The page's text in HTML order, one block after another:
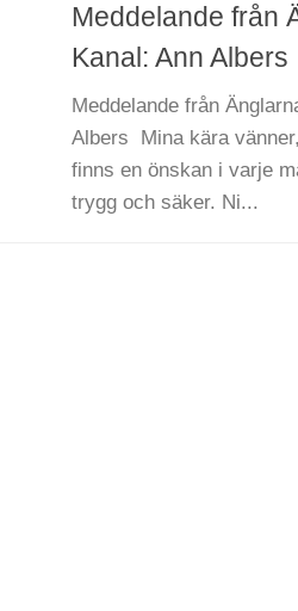
Meddelande från
Kanal: Ann Albers
Meddelande från
Albers Mina kära
finns en önskan i varje
trygg och säker. Ni...